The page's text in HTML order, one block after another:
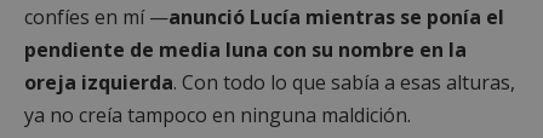
confíes en mí —anunció Lucía mientras se ponía el
pendiente de media luna con su nombre en la
oreja izquierda. Con todo lo que sabía a esas alturas,
ya no creía tampoco en ninguna maldición.
VISITOR_PRIVACY_METADATA
YouTube
.youtube.com